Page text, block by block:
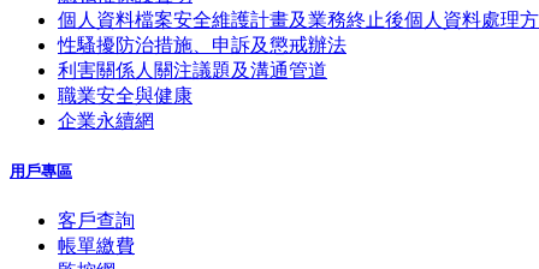
個人資料檔案安全維護計畫及業務終止後個人資料處理
性騷擾防治措施、申訴及懲戒辦法
利害關係人關注議題及溝通管道
職業安全與健康
企業永續網
用戶專區
客戶查詢
帳單繳費